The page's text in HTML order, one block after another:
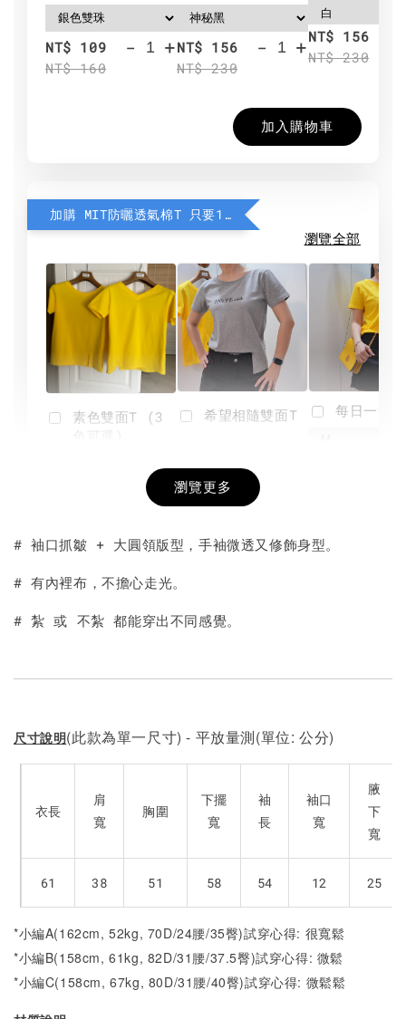
NT$ 109
NT$ 160
- +NT$ 156
NT$ 230
- +NT$ 156
NT$ 230
加入購物車
加購 MIT防曬透氣棉T 只要190元
瀏覽全部
素色雙面T (3
+
希望相隨雙面T
NT$ 190
-
每日一笑
瀏覽更多
# 袖口抓皺 + 大圓領版型，手袖微透又修飾身型。
# 有內裡布，不擔心走光。
# 紮 或 不紮 都能穿出不同感覺。
尺寸說明(此款為單一尺寸) - 平放量測(單位: 公分)
衣長
肩
寬
胸圍
下擺
寬
袖
長
袖口
寬
腋
下
寬
61 38 51 58 54 12 25
*小編A(162cm, 52kg, 70D/24腰/35臀)試穿心得: 很寬鬆
*小編B(158cm, 61kg, 82D/31腰/37.5臀)試穿心得: 微鬆
*小編C(158cm, 67kg, 80D/31腰/40臀)試穿心得: 微鬆鬆